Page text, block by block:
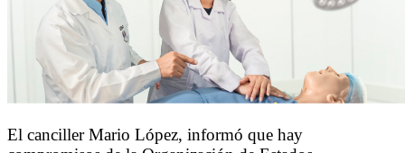
El canciller Mario López, informó que hay